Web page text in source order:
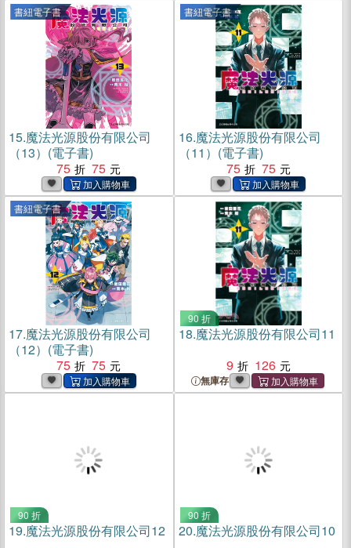
書紐電子書
15.魔法光源股份有限公司
（13）(電子書)
75
75
書紐電子書
16.魔法光源股份有限公司
（11）(電子書)
75
75
書紐電子書
17.魔法光源股份有限公司
（12）(電子書)
75
75
90 折
18.魔法光源股份有限公司11
9
126
無庫存
90 折
19.魔法光源股份有限公司12
90 折
20.魔法光源股份有限公司10